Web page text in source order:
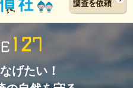
げたい！